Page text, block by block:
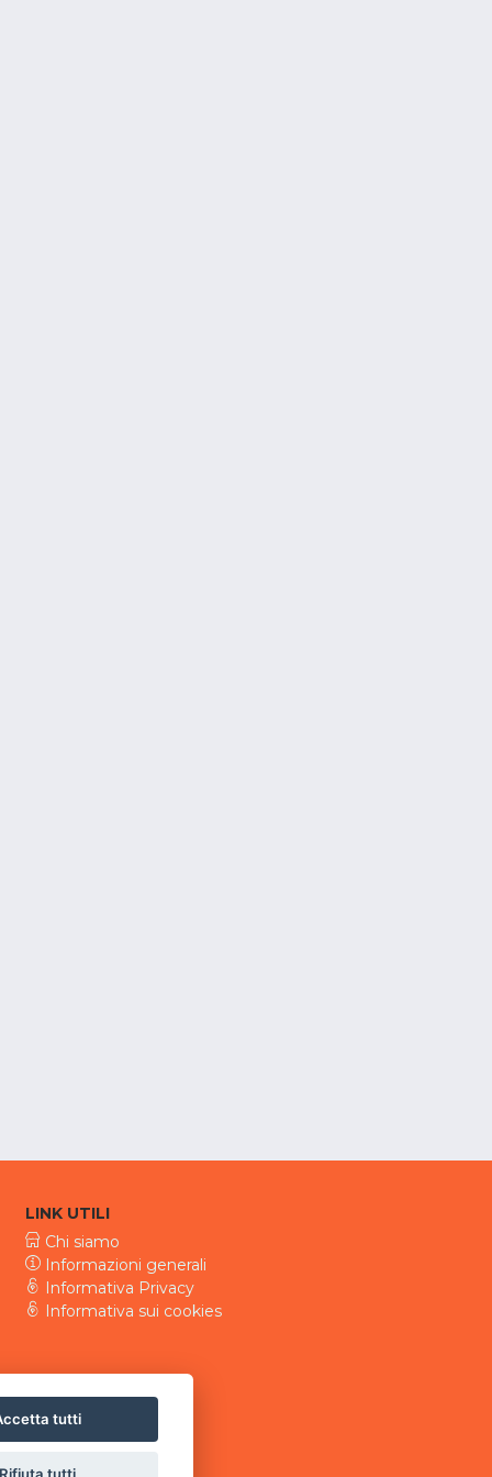
LINK UTILI
Chi siamo
Informazioni generali
Informativa Privacy
Informativa sui cookies
tutti
tutti